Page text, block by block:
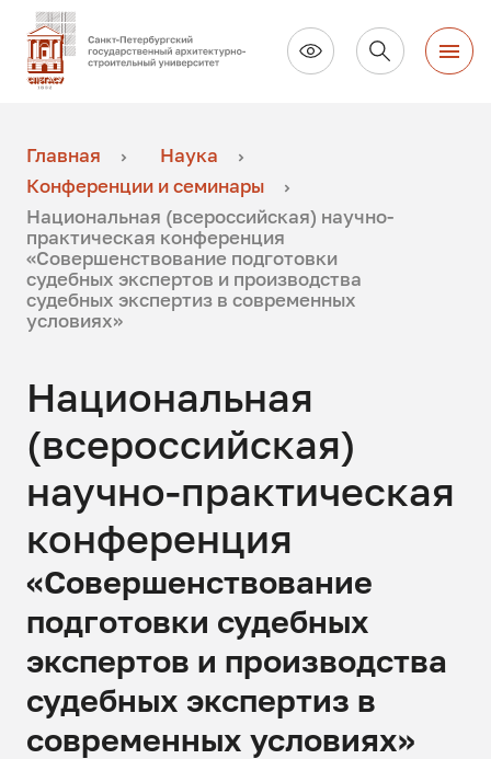
Главная
Наука
Конференции и семинары
Национальная (всероссийская) научно-
практическая конференция
«Совершенствование подготовки
судебных экспертов и производства
судебных экспертиз в современных
условиях»
Национальная
(всероссийская)
научно-практическая
конференция
«Совершенствование
подготовки судебных
экспертов и производства
судебных экспертиз в
современных условиях»